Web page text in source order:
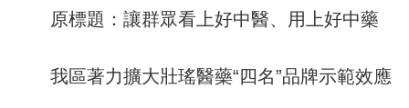
原標題：讓群眾看上好中醫、用上好中藥
我區著力擴大壯瑤醫藥“四名”品牌示範效應